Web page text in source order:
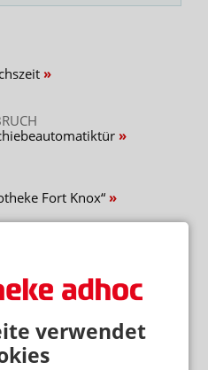
verwendet
Fort Knox“
gegen Einbrecher